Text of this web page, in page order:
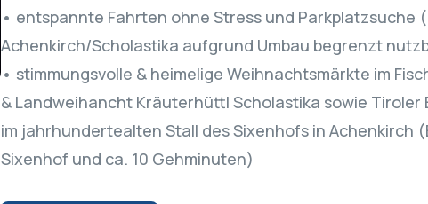
• entspannte Fahrten ohne Stress und Parkplatzsuche
Achenkirch/Scholastika aufgrund Umbau begrenzt
• stimmungsvolle & heimelige Weihnachtsmärkte im
& Landweihancht Kräuterhüttl Scholastika sowie
im jahrhundertealten Stall des Sixenhofs in Achenkirch
Sixenhof und ca. 10 Gehminuten)